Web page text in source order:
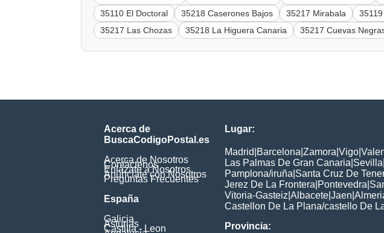
35110 El Doctoral
35218 Caserones Bajos 35217 Mirabala
35217 Las Chozas
35218 La Higuera Canaria 35217 Cuevas
Acerca de
BuscaCodigoPostal.es
Acerca de Nosotros
Contáctenos
Enlázate a Nosotros
Anúnciate con Nosotros
Preguntas Frecuentes
España
Galicia
Asturias
Castilla - Leon
Lugar:
Madrid Barcelona Zamora Vigo
Las Palmas De Gran Canaria Sevilla
Pamplona/iruña Santa Cruz De
Jerez De La Frontera Pontevedra
Vitoria-Gasteiz Albacete Jaen
Castellon De La Plana/castello De
Provincia: